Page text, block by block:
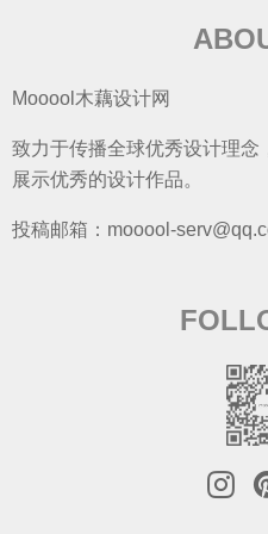
Mooool木藕设计网
致力于传播全球优秀设计理
展示优秀的设计作品。
投稿邮箱：mooool-